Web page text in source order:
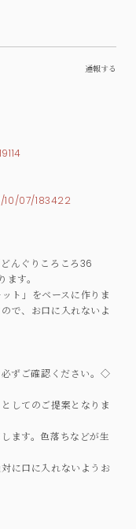
通報する
07/183422
んぐりころころ36
す。
ト」をベースに作りま
で、お口に入れないよ
ずご確認ください。◇
してのご提案となりま
ます。色落ちなどが生
に口に入れないようお